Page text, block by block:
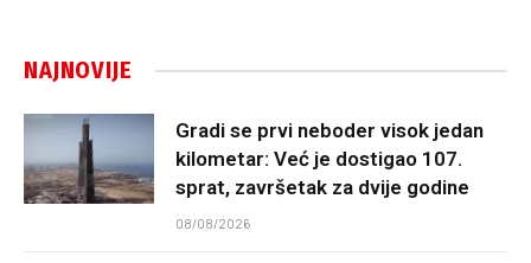
NAJNOVIJE
Gradi se prvi neboder visok jedan
kilometar: Već je dostigao 107.
sprat, završetak za dvije godine
08/08/2026